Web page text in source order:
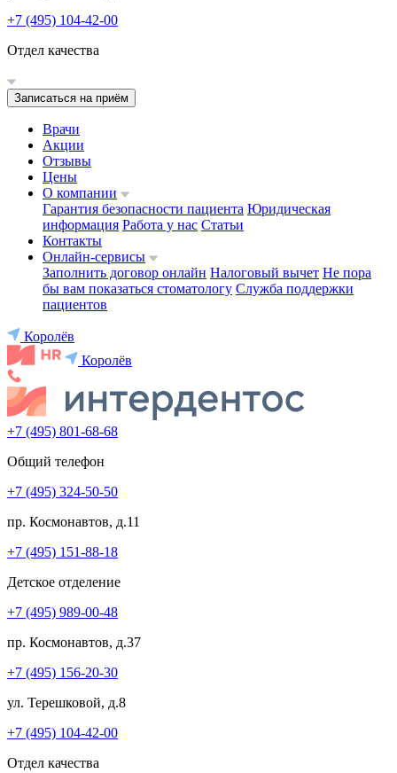
+7 (495) 104-42-00
Отдел качества
Записаться на приём
Врачи
Акции
Отзывы
Цены
О компании
Гарантия безопасности пациента Юридическая
информация Работа у нас Статьи
Контакты
Онлайн-сервисы
Заполнить договор онлайн Налоговый вычет Не пора
бы вам показаться стоматологу Служба поддержки
пациентов
Королёв
Королёв
+7 (495) 801-68-68
Общий телефон
+7 (495) 324-50-50
пр. Космонавтов, д.11
+7 (495) 151-88-18
Детское отделение
+7 (495) 989-00-48
пр. Космонавтов, д.37
+7 (495) 156-20-30
ул. Терешковой, д.8
+7 (495) 104-42-00
Отдел качества